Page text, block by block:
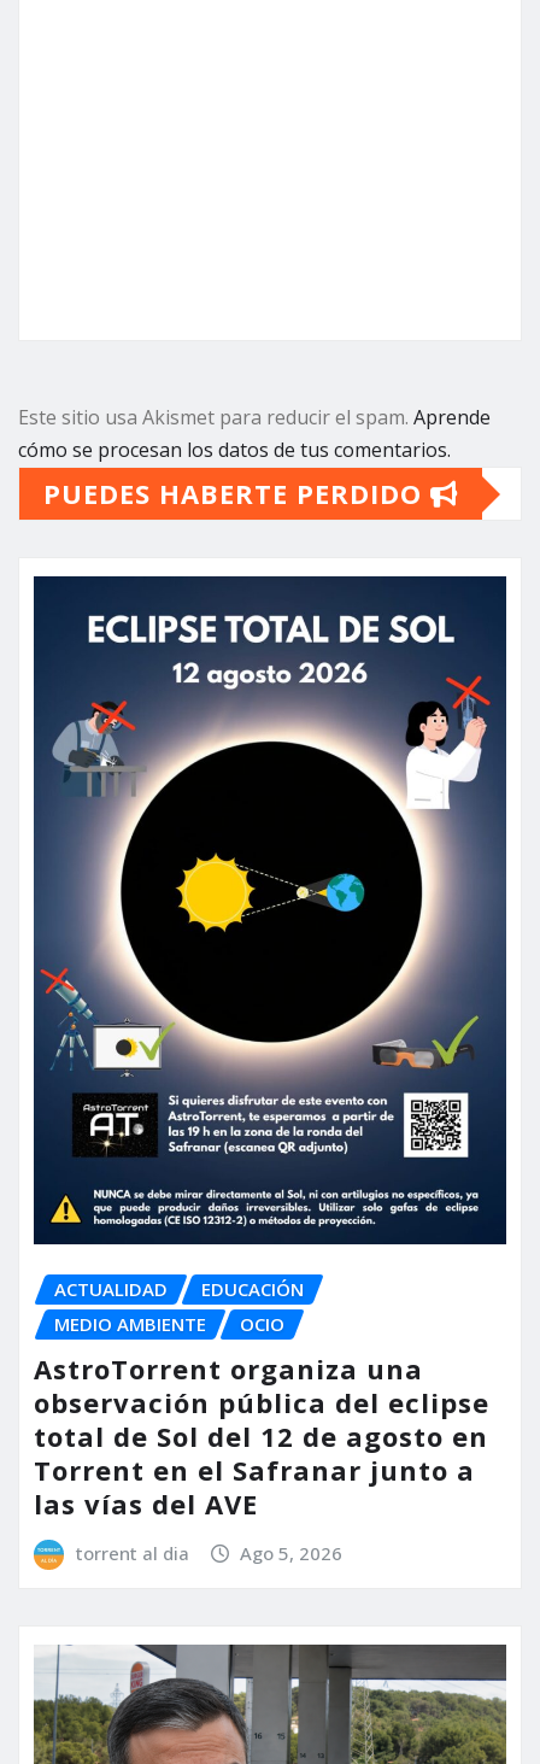
Este sitio usa Akismet para reducir el spam. Aprende
cómo se procesan los datos de tus comentarios.
PUEDES HABERTE PERDIDO
ACTUALIDAD
EDUCACIÓN
MEDIO AMBIENTE
OCIO
AstroTorrent organiza una
observación pública del eclipse
total de Sol del 12 de agosto en
Torrent en el Safranar junto a
las vías del AVE
torrent al dia Ago 5, 2026